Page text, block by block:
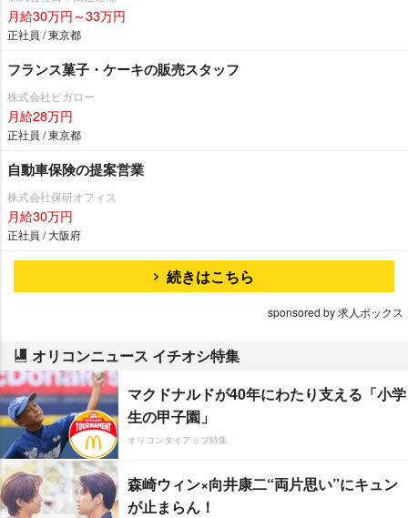
月給30万円～33万円
正社員 / 東京都
フランス菓子・ケーキの販売スタッフ
株式会社ビガロー
月給28万円
正社員 / 東京都
自動車保険の提案営業
株式会社保研オフィス
月給30万円
正社員 / 大阪府
続きはこちら
sponsored by 求人ボックス
オリコンニュース イチオシ特集
マクドナルドが40年にわたり支える「小学
生の甲子園」
オリコンタイアップ特集
森崎ウィン×向井康二“両片思い”にキュン
が止まらん！